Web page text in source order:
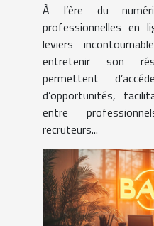
À l’ère du
professionnelles en
leviers
entretenir son
permettent
d’opportunités,
entre
recruteurs...